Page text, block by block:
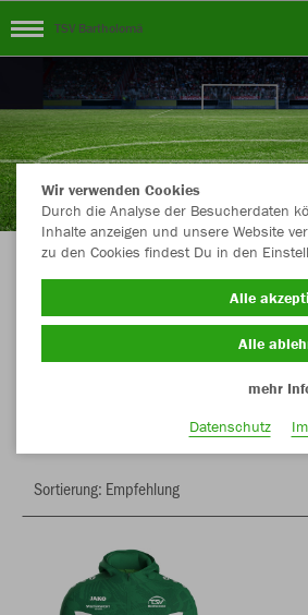
TSV Bartholomä
Herzlich Willkommen im
Bartholomä
Wir verwenden Cookies
Durch die Analyse der Besucherdaten
Inhalte anzeigen und unsere Website
zu den Cookies findest Du in den
Alle
Alle
mehr
Datenschutz